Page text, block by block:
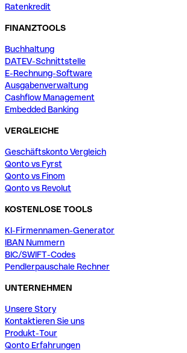
Ratenkredit
FINANZTOOLS
Buchhaltung
DATEV-Schnittstelle
E-Rechnung-Software
Ausgabenverwaltung
Cashflow Management
Embedded Banking
VERGLEICHE
Geschäftskonto Vergleich
Qonto vs Fyrst
Qonto vs Finom
Qonto vs Revolut
KOSTENLOSE TOOLS
KI-Firmennamen-Generator
IBAN Nummern
BIC/SWIFT-Codes
Pendlerpauschale Rechner
UNTERNEHMEN
Unsere Story
Kontaktieren Sie uns
Produkt-Tour
Qonto Erfahrungen